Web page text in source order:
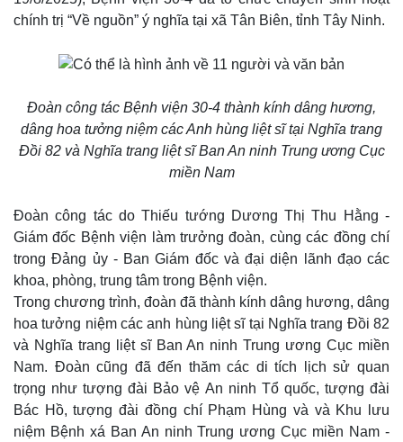
chính trị “Về nguồn” ý nghĩa tại xã Tân Biên, tỉnh Tây Ninh.
Đoàn công tác Bệnh viện 30-4 thành kính dâng hương,
dâng hoa tưởng niệm các Anh hùng liệt sĩ tại Nghĩa trang
Đồi 82 và Nghĩa trang liệt sĩ Ban An ninh Trung ương Cục
miền Nam
Đoàn công tác do Thiếu tướng Dương Thị Thu Hằng -
Giám đốc Bệnh viện làm trưởng đoàn, cùng các đồng chí
trong Đảng ủy - Ban Giám đốc và đại diện lãnh đạo các
khoa, phòng, trung tâm trong Bệnh viện.
Trong chương trình, đoàn đã thành kính dâng hương, dâng
hoa tưởng niệm các anh hùng liệt sĩ tại Nghĩa trang Đồi 82
và Nghĩa trang liệt sĩ Ban An ninh Trung ương Cục miền
Nam. Đoàn cũng đã đến thăm các di tích lịch sử quan
trọng như tượng đài Bảo vệ An ninh Tổ quốc, tượng đài
Bác Hồ, tượng đài đồng chí Phạm Hùng và và Khu lưu
niệm Bệnh xá Ban An ninh Trung ương Cục miền Nam -